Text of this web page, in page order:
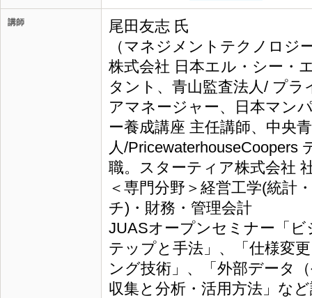
講師
尾田友志 氏
（マネジメントテクノロ
株式会社 日本エル・シー
タント、青山監査法人/ プ
アマネージャー、日本マン
ー養成講座 主任講師、中央
人/PricewaterhouseCoopers
職。スターティア株式会社
＜専門分野＞経営工学(統計
チ)・財務・管理会計
JUASオープンセミナー「
テップと手法」、「仕様変
ング技術」、「外部データ
収集と分析・活用方法」な